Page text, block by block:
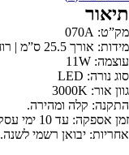
תיאור
מק”ט: 070A
מידות: אורך 25.5 ס”מ | רוחב 12 ס”מ | עומק 4 ס”מ
עוצמה: 11W
סוג נורה: LED
גוון אור: 3000K
התקנה: קלה ומהירה.
זמן אספקה: עד 10 ימי עסקים.
אחריות: יבואן רשמי לשנה.